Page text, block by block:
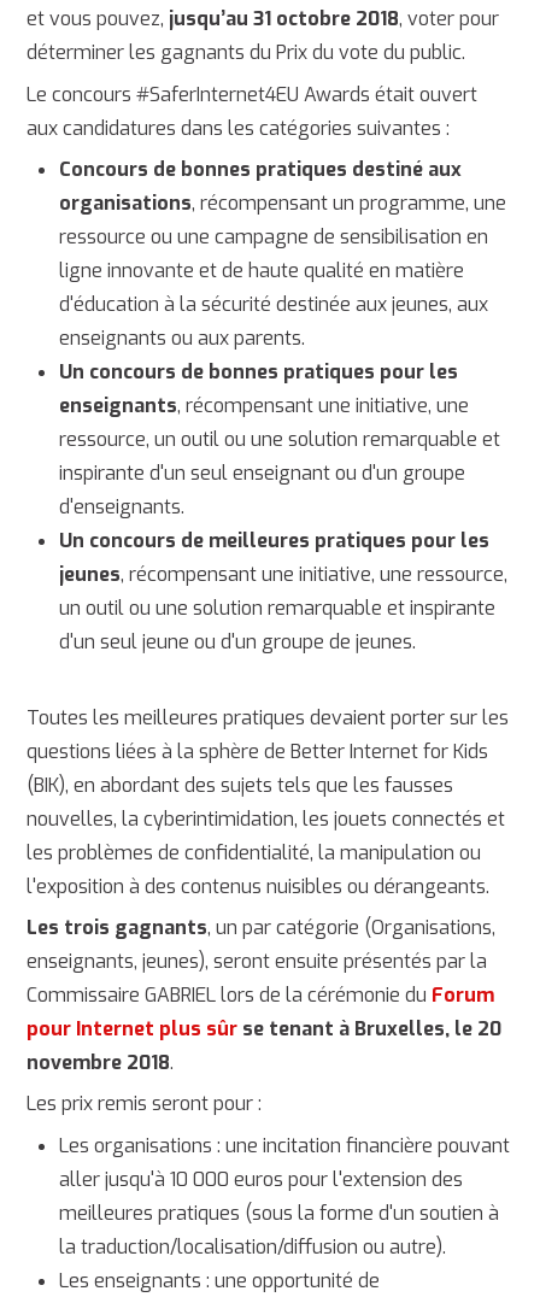
et vous pouvez, jusqu’au 31 octobre 2018, voter pour
déterminer les gagnants du Prix du vote du public.
Le concours #SaferInternet4EU Awards était ouvert
aux candidatures dans les catégories suivantes :
Concours de bonnes pratiques destiné aux
organisations, récompensant un programme, une
ressource ou une campagne de sensibilisation en
ligne innovante et de haute qualité en matière
d'éducation à la sécurité destinée aux jeunes, aux
enseignants ou aux parents.
Un concours de bonnes pratiques pour les
enseignants, récompensant une initiative, une
ressource, un outil ou une solution remarquable et
inspirante d'un seul enseignant ou d'un groupe
d'enseignants.
Un concours de meilleures pratiques pour les
jeunes, récompensant une initiative, une ressource,
un outil ou une solution remarquable et inspirante
d'un seul jeune ou d'un groupe de jeunes.
Toutes les meilleures pratiques devaient porter sur les
questions liées à la sphère de Better Internet for Kids
(BIK), en abordant des sujets tels que les fausses
nouvelles, la cyberintimidation, les jouets connectés et
les problèmes de confidentialité, la manipulation ou
l'exposition à des contenus nuisibles ou dérangeants.
Les trois gagnants, un par catégorie (Organisations,
enseignants, jeunes), seront ensuite présentés par la
Commissaire GABRIEL lors de la cérémonie du Forum
pour Internet plus sûr se tenant à Bruxelles, le 20
novembre 2018.
Les prix remis seront pour :
Les organisations : une incitation financière pouvant
aller jusqu'à 10 000 euros pour l'extension des
meilleures pratiques (sous la forme d'un soutien à
la traduction/localisation/diffusion ou autre).
Les enseignants : une opportunité de